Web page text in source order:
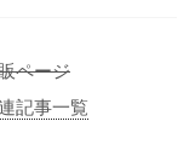
ページ
記事一覧